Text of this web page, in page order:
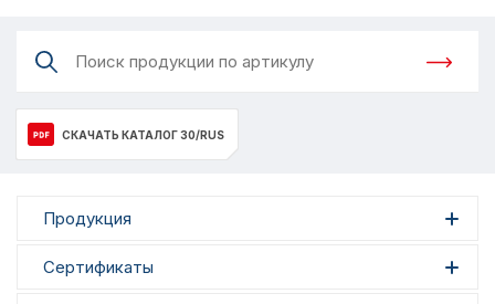
СКАЧАТЬ КАТАЛОГ 30/RUS
Продукция
Сертификаты